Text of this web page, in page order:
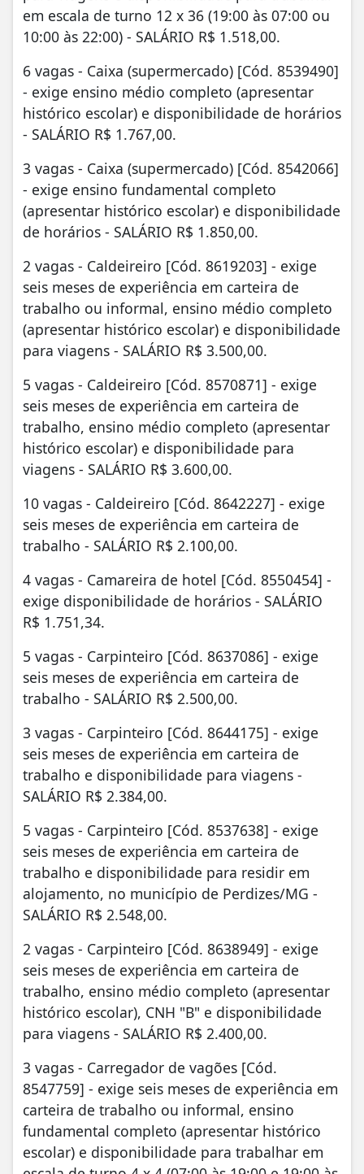
em escala de turno 12 x 36 (19:00 às 07:00 ou
10:00 às 22:00) - SALÁRIO R$ 1.518,00.
6 vagas - Caixa (supermercado) [Cód. 8539490]
- exige ensino médio completo (apresentar
histórico escolar) e disponibilidade de horários
- SALÁRIO R$ 1.767,00.
3 vagas - Caixa (supermercado) [Cód. 8542066]
- exige ensino fundamental completo
(apresentar histórico escolar) e disponibilidade
de horários - SALÁRIO R$ 1.850,00.
2 vagas - Caldeireiro [Cód. 8619203] - exige
seis meses de experiência em carteira de
trabalho ou informal, ensino médio completo
(apresentar histórico escolar) e disponibilidade
para viagens - SALÁRIO R$ 3.500,00.
5 vagas - Caldeireiro [Cód. 8570871] - exige
seis meses de experiência em carteira de
trabalho, ensino médio completo (apresentar
histórico escolar) e disponibilidade para
viagens - SALÁRIO R$ 3.600,00.
10 vagas - Caldeireiro [Cód. 8642227] - exige
seis meses de experiência em carteira de
trabalho - SALÁRIO R$ 2.100,00.
4 vagas - Camareira de hotel [Cód. 8550454] -
exige disponibilidade de horários - SALÁRIO
R$ 1.751,34.
5 vagas - Carpinteiro [Cód. 8637086] - exige
seis meses de experiência em carteira de
trabalho - SALÁRIO R$ 2.500,00.
3 vagas - Carpinteiro [Cód. 8644175] - exige
seis meses de experiência em carteira de
trabalho e disponibilidade para viagens -
SALÁRIO R$ 2.384,00.
5 vagas - Carpinteiro [Cód. 8537638] - exige
seis meses de experiência em carteira de
trabalho e disponibilidade para residir em
alojamento, no município de Perdizes/MG -
SALÁRIO R$ 2.548,00.
2 vagas - Carpinteiro [Cód. 8638949] - exige
seis meses de experiência em carteira de
trabalho, ensino médio completo (apresentar
histórico escolar), CNH "B" e disponibilidade
para viagens - SALÁRIO R$ 2.400,00.
3 vagas - Carregador de vagões [Cód.
8547759] - exige seis meses de experiência em
carteira de trabalho ou informal, ensino
fundamental completo (apresentar histórico
escolar) e disponibilidade para trabalhar em